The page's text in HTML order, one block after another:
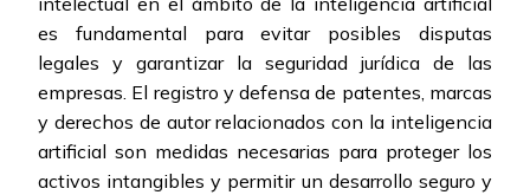
es fundamental para evitar posibles disputas
legales y garantizar la seguridad jurídica de las
empresas. El registro y defensa de patentes, marcas
y derechos de autor relacionados con la inteligencia
artificial son medidas necesarias para proteger los
activos intangibles y permitir un desarrollo seguro y